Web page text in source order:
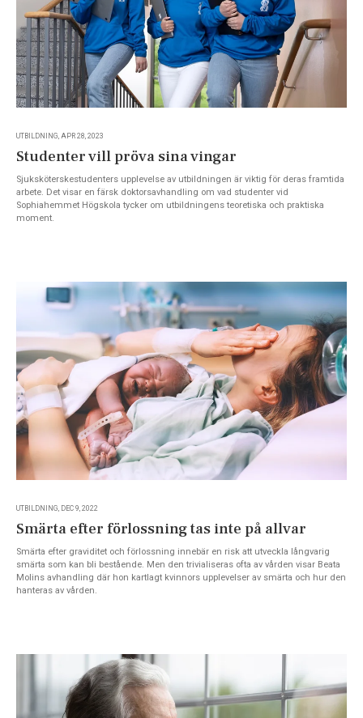
UTBILDNING, APR 28, 2023
Studenter vill pröva sina vingar
Sjuksköterskestudenters upplevelse av utbildningen är viktig för deras framtida
arbete. Det visar en färsk doktorsavhandling om vad studenter vid
Sophiahemmet Högskola tycker om utbildningens teoretiska och praktiska
moment.
UTBILDNING, DEC 9, 2022
Smärta efter förlossning tas inte på allvar
Smärta efter graviditet och förlossning innebär en risk att utveckla långvarig
smärta som kan bli bestående. Men den trivialiseras ofta av vården visar Beata
Molins avhandling där hon kartlagt kvinnors upplevelser av smärta och hur den
hanteras av vården.